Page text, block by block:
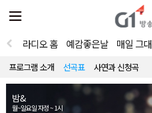
전
체
뉴
열
라디오 홈 예감좋은날 매일 그
프로그램 소개 선곡표 사연과 신청곡
밤&
월~일요일 자정 ~ 1시